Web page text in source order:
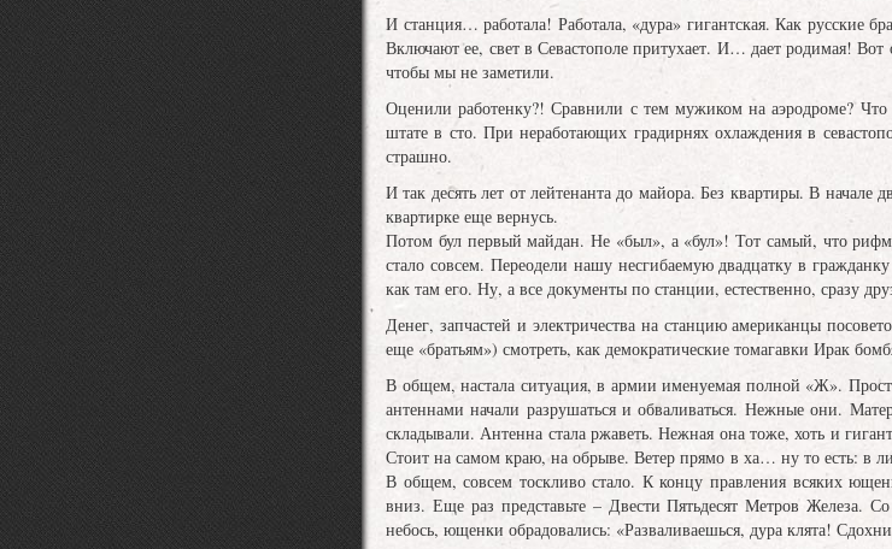
И станция… работала! Работала, «дура» гигантская. Как русские
Включают ее, свет в Севастополе притухает. И… дает родимая!
чтобы мы не заметили.
Оценили работенку?! Сравнили с тем мужиком на аэродроме?
штате в сто. При неработающих градирнях охлаждения в
страшно.
И так десять лет от лейтенанта до майора. Без квартиры. В
квартирке еще вернусь.
Потом бул первый майдан. Не «был», а «бул»! Тот самый, что
стало совсем. Переодели нашу несгибаемую двадцатку в
как там его. Ну, а все документы по станции, естественно, сразу
Денег, запчастей и электричества на станцию американцы
еще «братьям») смотреть, как демократические томагавки Ирак
В общем, настала ситуация, в армии именуемая полной «Ж».
антеннами начали разрушаться и обваливаться. Нежные они.
складывали. Антенна стала ржаветь. Нежная она тоже, хоть и
Стоит на самом краю, на обрыве. Ветер прямо в ха… ну то есть: в
В общем, совсем тоскливо стало. К концу правления всяких
вниз. Еще раз представьте – Двести Пятьдесят Метров Железа.
небось, ющенки обрадовались: «Разваливаешься, дура клята!